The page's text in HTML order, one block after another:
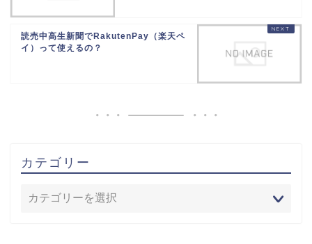
読売中高生新聞でRakutenPay（楽天ペ
イ）って使えるの？
カテゴリー